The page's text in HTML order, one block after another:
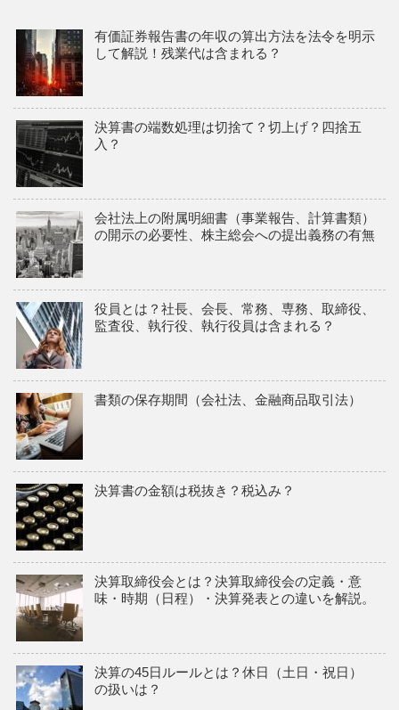
有価証券報告書の年収の算出方法を法令を明示
して解説！残業代は含まれる？
決算書の端数処理は切捨て？切上げ？四捨五
入？
会社法上の附属明細書（事業報告、計算書類）
の開示の必要性、株主総会への提出義務の有無
役員とは？社長、会長、常務、専務、取締役、
監査役、執行役、執行役員は含まれる？
書類の保存期間（会社法、金融商品取引法）
決算書の金額は税抜き？税込み？
決算取締役会とは？決算取締役会の定義・意
味・時期（日程）・決算発表との違いを解説。
決算の45日ルールとは？休日（土日・祝日）
の扱いは？